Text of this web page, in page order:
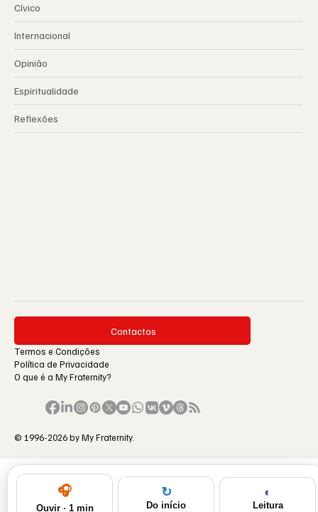
Cívico
Internacional
Opinião
Espiritualidade
Reflexões
Contactos
Termos e Condições
Política de Privacidade
O que é a My Fraternity?
© 1996-2026 by My Fraternity.
🎧
Ouvir · 1 min
↻
Do início
◐
Leitura